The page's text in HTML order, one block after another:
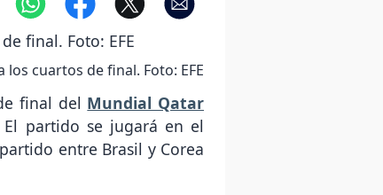
los cuartos de final. Foto: EFE
final del Mundial Qatar
partido se jugará en el
entre Brasil y Corea